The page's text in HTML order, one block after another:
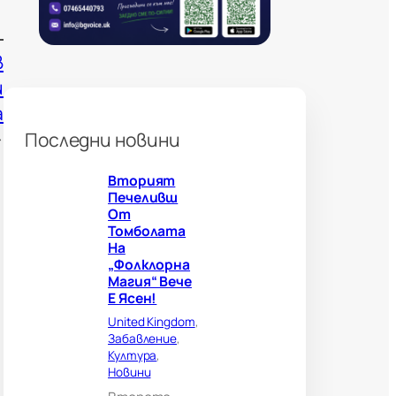
а
н
н
и
?
е
л
Последни новини
Вторият
Печеливш
От
Томболата
На
„Фолклорна
Магия“ Вече
Е Ясен!
United Kingdom
Забавление
Култура
Новини